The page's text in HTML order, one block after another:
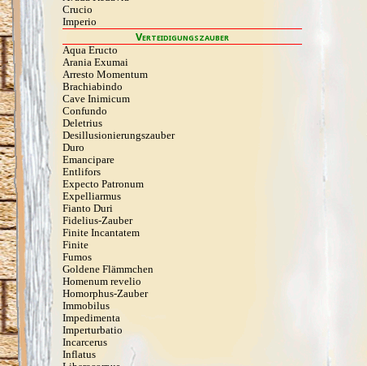
Crucio
Imperio
Verteidigungszauber
Aqua Eructo
Arania Exumai
Arresto Momentum
Brachiabindo
Cave Inimicum
Confundo
Deletrius
Desillusio­nierungszauber
Duro
Emancipare
Entlifors
Expecto Patronum
Expelliarmus
Fianto Duri
Fidelius-Zauber
Finite Incantatem
Finite
Fumos
Goldene Flämmchen
Homenum revelio
Homorphus-Zauber
Immobilus
Impedimenta
Imperturbatio
Incarcerus
Inflatus